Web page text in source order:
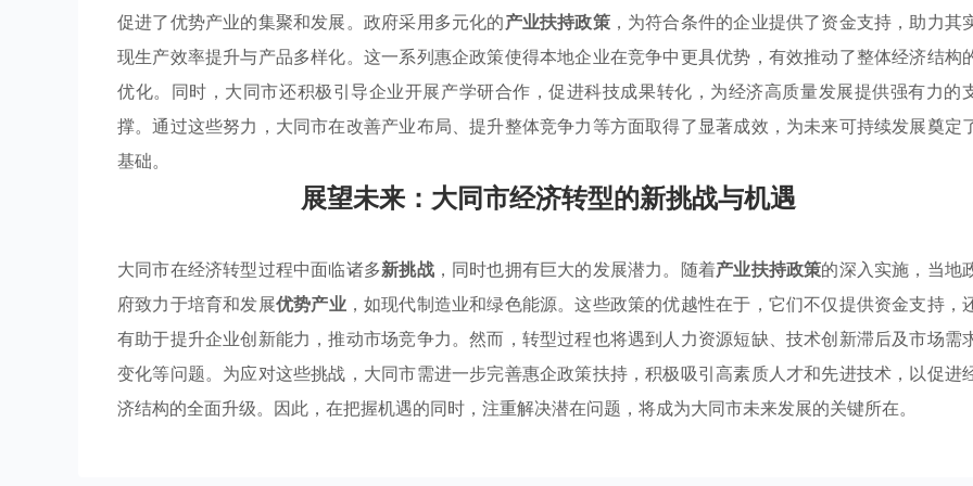
促进了优势产业的集聚和发展。政府采用多元化的产业扶持政策，为符合条件的企业提供了资金支持，助力其
现生产效率提升与产品多样化。这一系列惠企政策使得本地企业在竞争中更具优势，有效推动了整体经济结构
优化。同时，大同市还积极引导企业开展产学研合作，促进科技成果转化，为经济高质量发展提供强有力的
撑。通过这些努力，大同市在改善产业布局、提升整体竞争力等方面取得了显著成效，为未来可持续发展奠定
基础。
展望未来：大同市经济转型的新挑战与机遇
大同市在经济转型过程中面临诸多新挑战，同时也拥有巨大的发展潜力。随着产业扶持政策的深入实施，当地
府致力于培育和发展优势产业，如现代制造业和绿色能源。这些政策的优越性在于，它们不仅提供资金支持，
有助于提升企业创新能力，推动市场竞争力。然而，转型过程也将遇到人力资源短缺、技术创新滞后及市场需
变化等问题。为应对这些挑战，大同市需进一步完善惠企政策扶持，积极吸引高素质人才和先进技术，以促进
济结构的全面升级。因此，在把握机遇的同时，注重解决潜在问题，将成为大同市未来发展的关键所在。